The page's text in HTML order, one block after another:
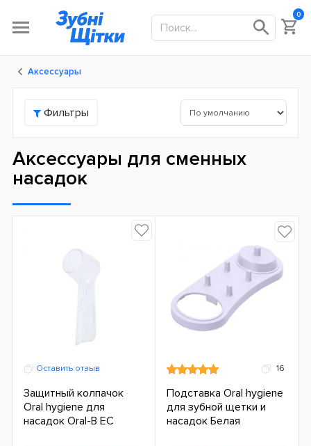
0
Аксессуары
Фильтры
Аксессуары для сменных
насадок
Оставить отзыв
Защитный колпачок
Oral hygiene для
насадок Oral-B ЕС
16
Подставка Oral hygiene
для зубной щетки и
насадок Белая